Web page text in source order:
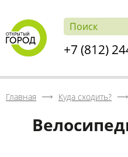
+7 (812)
Главная Куда сходить?